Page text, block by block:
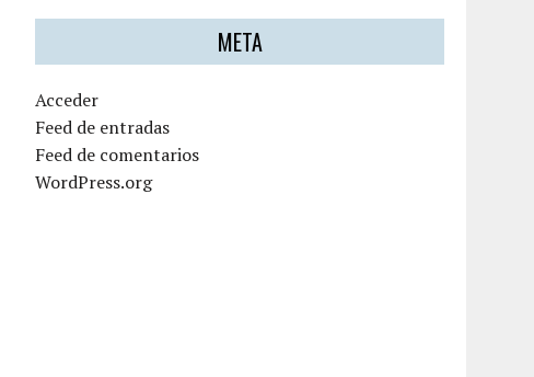
META
Acceder
Feed de entradas
Feed de comentarios
WordPress.org